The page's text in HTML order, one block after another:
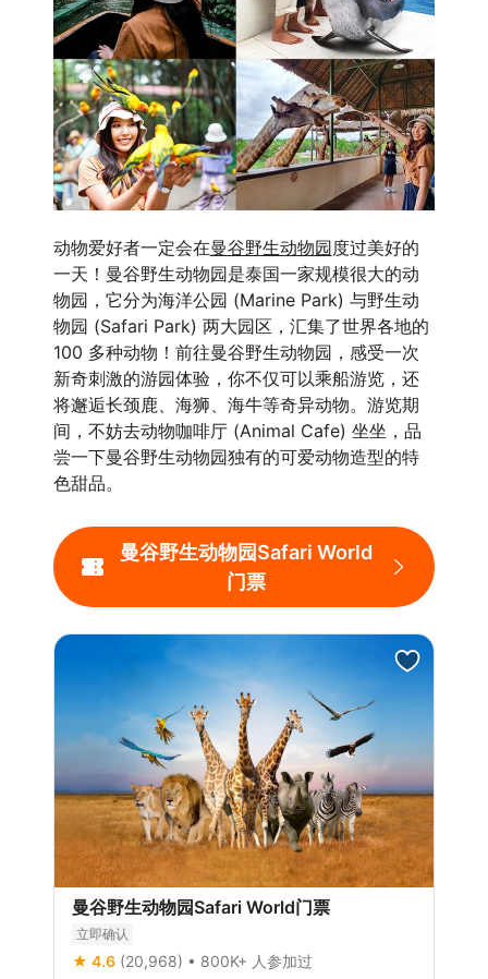
动物爱好者一定会在曼谷野生动物园度过美好的
一天！曼谷野生动物园是泰国一家规模很大的动
物园，它分为海洋公园 (Marine Park) 与野生动
物园 (Safari Park) 两大园区，汇集了世界各地的
100 多种动物！前往曼谷野生动物园，感受一次
新奇刺激的游园体验，你不仅可以乘船游览，还
将邂逅长颈鹿、海狮、海牛等奇异动物。游览期
间，不妨去动物咖啡厅 (Animal Cafe) 坐坐，品
尝一下曼谷野生动物园独有的可爱动物造型的特
色甜品。
曼谷野生动物园Safari World
门票
曼谷野生动物园Safari World门票
立即确认
★ 4.6 (20,968) • 800K+ 人参加过